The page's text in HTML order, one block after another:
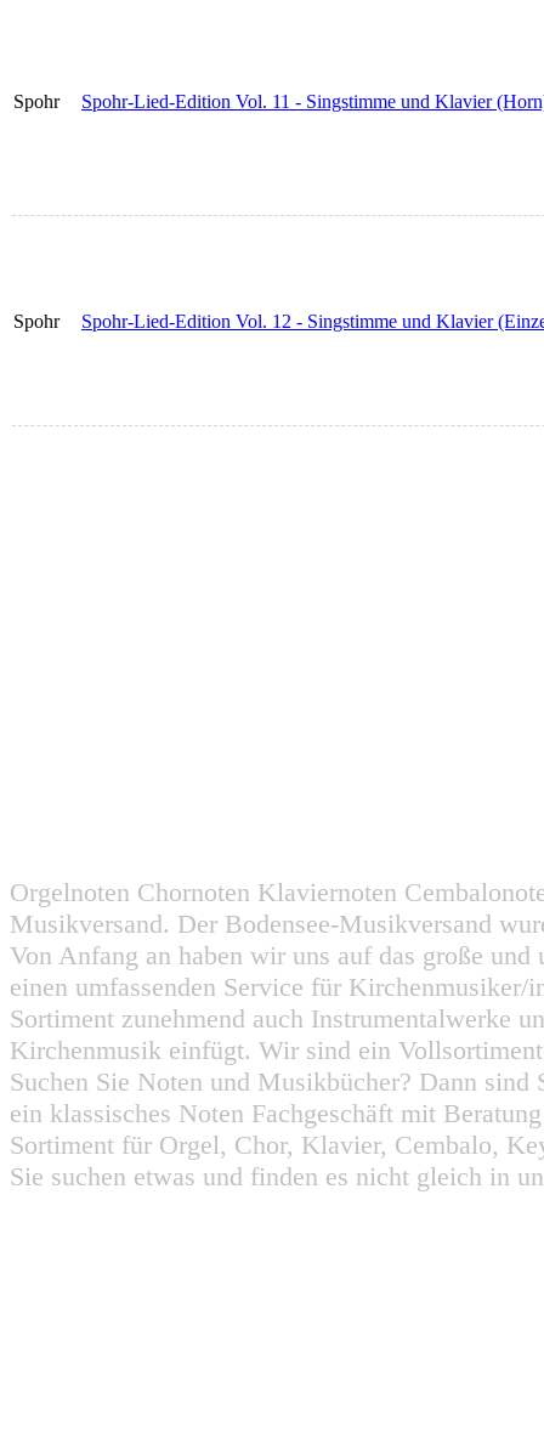
Spohr Spohr-Lied-Edition Vol. 11 - Singstimme und Klavier
Spohr Spohr-Lied-Edition Vol. 12 - Singstimme und Klavier
Orgelnoten Chornoten Klaviernoten
Musikversand. Der Bodensee-Musikversand
Von Anfang an haben wir uns auf das große
einen umfassenden Service für
Sortiment zunehmend auch Instrumentalwerke
Kirchenmusik einfügt. Wir sind ein
Suchen Sie Noten und Musikbücher? Dann
ein klassisches Noten Fachgeschäft mit
Sortiment für Orgel, Chor, Klavier, Cembalo,
Sie suchen etwas und finden es nicht gleich in